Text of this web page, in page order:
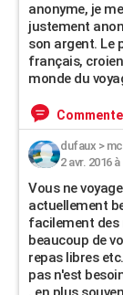
anonyme, je
justement
son argent. Le
français,
monde du
dufaux >
2 avr. 2016 à
Vous ne
actuellement
facilement des
beaucoup de
repas libres
pas n'est